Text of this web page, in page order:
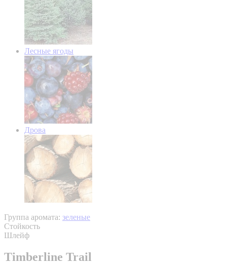
Лесные ягоды
Дрова
Группа аромата: зеленые
Стойкость
Шлейф
Timberline Trail